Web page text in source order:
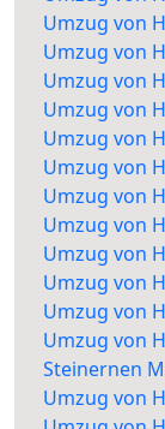
Umzug von
Umzug von
Umzug von
Umzug von
Umzug von
Umzug von
Umzug von
Umzug von
Umzug von
Umzug von
Umzug von
Umzug von
Steinernen
Umzug von